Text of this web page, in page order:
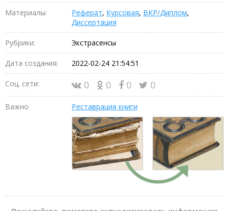
Материалы: Реферат, Курсовая, ВКР/Диплом,
Диссертация
Рубрики: Экстрасенсы
Дата создания: 2022-02-24 21:54:51
Соц. сети: 0 0 0 0
Важно Реставрация книги